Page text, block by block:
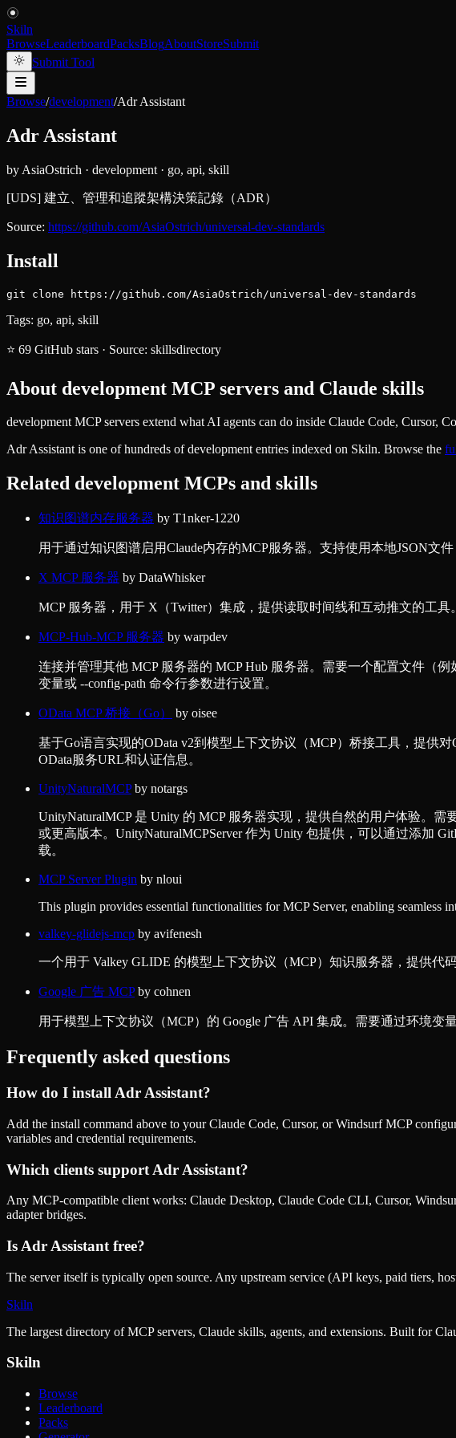
Skiln
BrowseLeaderboardPacksBlogAboutStoreSubmit
Submit Tool
Browse/development/Adr Assistant
Adr Assistant
by AsiaOstrich · development · go, api, skill
[UDS] 建立、管理和追蹤架構決策記錄（ADR）
Source: https://github.com/AsiaOstrich/universal-dev-standards
Install
git clone https://github.com/AsiaOstrich/universal-dev-standards
Tags: go, api, skill
⭐ 69 GitHub stars · Source: skillsdirectory
About development MCP servers and Claude skills
development MCP servers extend what AI agents can do inside Claude Code, Cursor,
Adr Assistantis one of hundreds ofdevelopmententries indexed on Skiln. Browse the
Related development MCPs and skills
知识图谱内存服务器 by T1nker-1220
用于通过知识图谱启用Claude内存的MCP服务器。支持使用本地JSON文
X MCP 服务器 by DataWhisker
MCP 服务器，用于 X（Twitter）集成，提供读取时间线和互动推文的工具
MCP-Hub-MCP 服务器 by warpdev
连接并管理其他 MCP 服务器的 MCP Hub 服务器。需要一个配置文件（
变量或 --config-path 命令行参数进行设置。
OData MCP 桥接（Go） by oisee
基于Go语言实现的OData v2到模型上下文协议（MCP）桥接工具，提供
OData服务URL和认证信息。
UnityNaturalMCPby notargs
UnityNaturalMCP 是 Unity 的 MCP 服务器实现，提供自然的用户体验。需
或更高版本。UnityNaturalMCPServer 作为 Unity 包提供，可以通过添加
载。
MCP Server Plugin by nloui
This plugin provides essential functionalities for MCP Server, enabling seamless
valkey-glidejs-mcp by avifenesh
一个用于 Valkey GLIDE 的模型上下文协议（MCP）知识服务器，提供代
Google 广告 MCPby cohnen
用于模型上下文协议（MCP）的 Google 广告 API 集成。需要通过环境变
Frequently asked questions
How do I install Adr Assistant?
Add the install command above to your Claude Code, Cursor, or Windsurf MCP
variables and credential requirements.
Which clients support Adr Assistant?
Any MCP-compatible client works: Claude Desktop, Claude Code CLI, Cursor,
adapter bridges.
Is Adr Assistant free?
The server itself is typically open source. Any upstream service (API keys, paid tiers,
Skiln
The largest directory of MCP servers, Claude skills, agents, and extensions. Built for
Skiln
Browse
Leaderboard
Packs